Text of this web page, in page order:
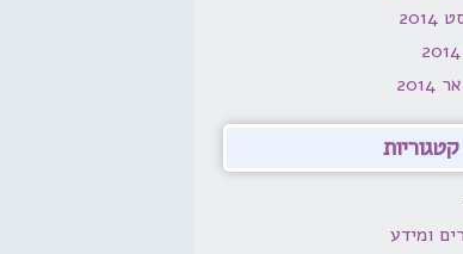
קטגוריות
ומידע